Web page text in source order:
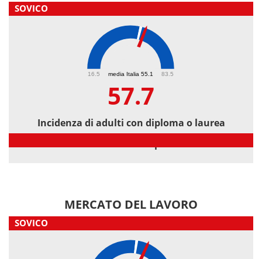
SOVICO
media Italia 55.1
16.5 83.5
57.7
Incidenza di adulti con diploma o laurea
MERCATO DEL LAVORO
SOVICO